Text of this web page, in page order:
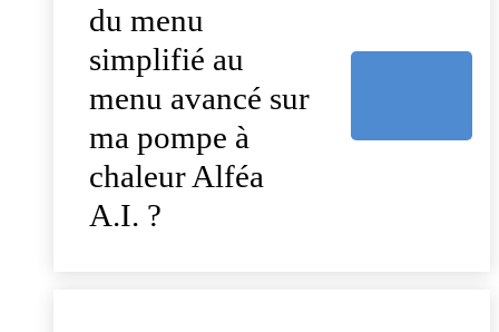
du menu
simplifié au
menu avancé sur
ma pompe à
chaleur Alféa
A.I. ?